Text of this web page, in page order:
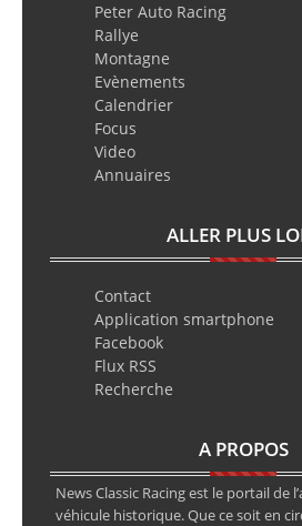
Peter Auto Racing
Rallye
Montagne
Evènements
Calendrier
Focus
Video
Annuaires
ALLER PLUS
Contact
Application smartphone
Facebook
Flux RSS
Recherche
A PROPOS
News Classic Racing est le portail de
véhicule historique. Que ce soit en